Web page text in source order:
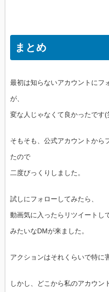
まとめ
最初は知らないアカウントにフ
が、
変な人じゃなくて良かったです(
そもそも、公式アカウントから
たので
二度びっくりしました。
試しにフォローしてみたら、
動画気に入ったらリツイートし
みたいなDMが来ました。
アクションはそれくらいで特に
しかし、どこから私のアカウン